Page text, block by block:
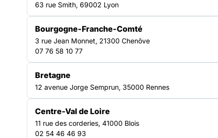
Quelles sont les
compétences que j’ai
acquises au cours de ma
pratique professionnelle
de travailleur.euse pair.e
63 rue Smith, 69002 Lyon
Bourgogne-Franche-Comté
3 rue Jean Monnet, 21300 Chenôve
07 76 58 10 77
Bretagne
12 avenue Jorge Semprun, 35000 Rennes
Centre-Val de Loire
11 rue des corderies, 41000 Blois
02 54 46 46 93